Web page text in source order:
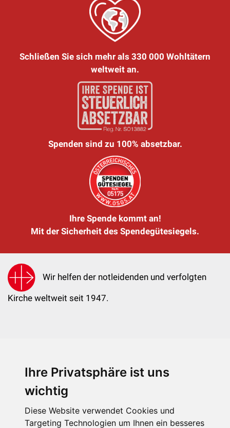
Ihre Privatsphäre ist uns
wichtig
Diese Website verwendet Cookies und
Targeting Technologien um Ihnen ein besseres
Schließen Sie sich mehr als 330 000 Wohltätern
weltweit an.
Spenden sind zu 100% absetzbar.
Ihre Spende kommt an!
Mit der Sicherheit des Spendegütesiegels.
Wir helfen der notleidenden und verfolgten
Kirche weltweit seit 1947.
KIRCHE IN NOT - Österreich
kin@kircheinnot.at